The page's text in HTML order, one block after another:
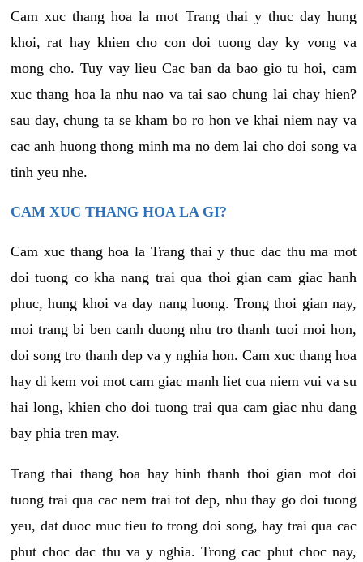
Cam xuc thang hoa la mot Trang thai y thuc day hung
khoi, rat hay khien cho con doi tuong day ky vong va
mong cho. Tuy vay lieu Cac ban da bao gio tu hoi, cam
xuc thang hoa la nhu nao va tai sao chung lai chay hien?
sau day, chung ta se kham bo ro hon ve khai niem nay va
cac anh huong thong minh ma no dem lai cho doi song va
tinh yeu nhe.
CAM XUC THANG HOA LA GI?
Cam xuc thang hoa la Trang thai y thuc dac thu ma mot
doi tuong co kha nang trai qua thoi gian cam giac hanh
phuc, hung khoi va day nang luong. Trong thoi gian nay,
moi trang bi ben canh duong nhu tro thanh tuoi moi hon,
doi song tro thanh dep va y nghia hon. Cam xuc thang hoa
hay di kem voi mot cam giac manh liet cua niem vui va su
hai long, khien cho doi tuong trai qua cam giac nhu dang
bay phia tren may.
Trang thai thang hoa hay hinh thanh thoi gian mot doi
tuong trai qua cac nem trai tot dep, nhu thay go doi tuong
yeu, dat duoc muc tieu to trong doi song, hay trai qua cac
phut choc dac thu va y nghia. Trong cac phut choc nay,